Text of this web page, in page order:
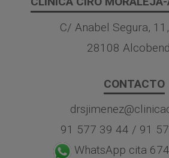
C/ Anabel Segura,
28108
CONTACTO
91 577 39 44 / 91
WhatsApp cita